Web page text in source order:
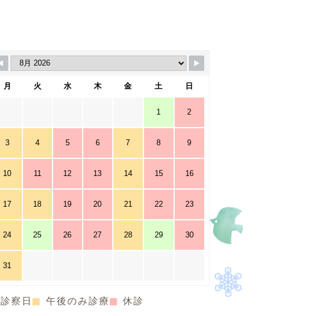
月 火 水 木 金 土 日
1 2
3 4 5 6 7 8 9
10 11 12 13 14 15 16
17 18 19 20 21 22 23
24 25 26 27 28 29 30
31
診察日 午後のみ診療 休診